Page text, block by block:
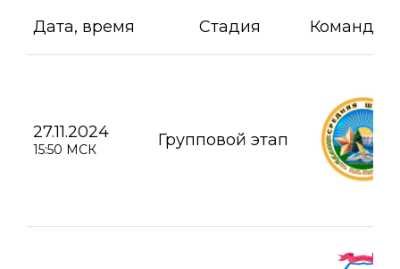
Дата, время Стадия Команда А
27.11.2024
15:50 МСК Групповой этап